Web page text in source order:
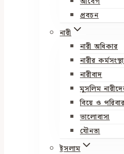
প্রবচন
নারী
নারী অধিকার
নারীর
নারীবাদ
মুসলিম
বিয়ে ও
ভালোবাসা
যৌনতা
ইসলাম